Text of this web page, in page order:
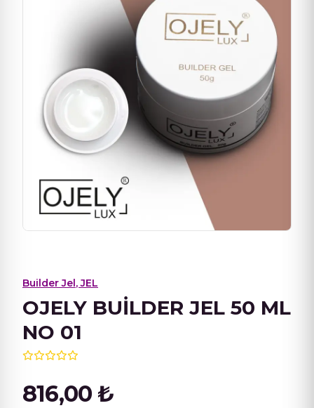
Builder Jel,JEL
OJELY BUİLDER JEL 50 ML
NO 01
816,00 ₺